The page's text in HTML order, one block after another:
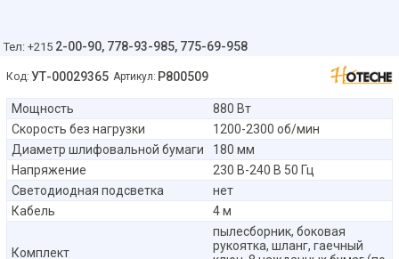
Тел: +215 2-00-90, 778-93-985, 775-69-958
Код: УТ-00029365 Артикул: P800509
Мощность
880 Вт
Скорость без нагрузки
1200-2300 об/мин
Диаметр шлифовальной бумаги
180 мм
Напряжение
230 В-240 В 50 Гц
Светодиодная подсветка
нет
Кабель
4 м
Комплект
пылесборник, боковая
рукоятка, шланг, гаечный